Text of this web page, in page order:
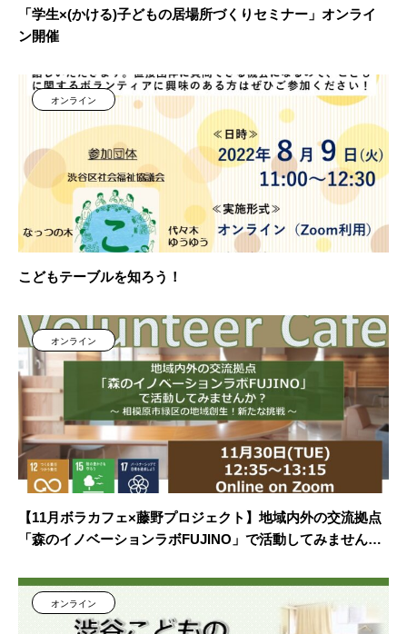
「学生×(かける)子どもの居場所づくりセミナー」オンライ
ン開催
オンライン
こどもテーブルを知ろう！
オンライン
【11月ボラカフェ×藤野プロジェクト】地域内外の交流拠点
「森のイノベーションラボFUJINO」で活動してみません
オンライン